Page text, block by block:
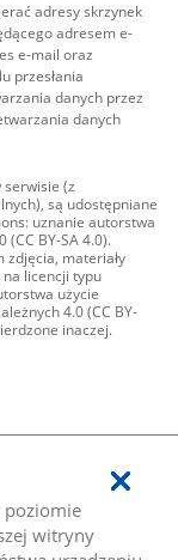
poziomie
witryny
adresy skrzynek
adresem e-
e-mail oraz
przesłania
danych przez
danych
(z
są udostępniane
uznanie autorstwa
(CC BY-SA 4.0).
zdjęcia, materiały
licencji typu
użycie
4.0 (CC BY-
inaczej.